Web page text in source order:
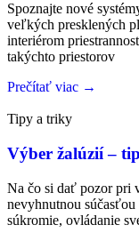
Spoznajte nové
veľkých presklených
interiérom
takýchto priestorov
Prečítať viac →
Tipy a triky
Výber žalúzií –
Na čo si dať pozor pri
nevyhnutnou súčasťou
súkromie, ovládanie